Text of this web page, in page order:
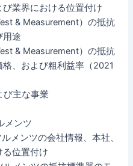
業界における位置付け
& Measurement）の抵抗
用途
& Measurement）の抵抗
、および粗利益率（2021
び主な事業
メンツ
メンツの会社情報、本社、
位置付け